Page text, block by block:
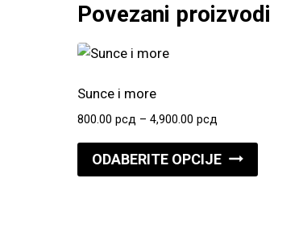
Povezani proizvodi
Sunce i more
800.00 рсд – 4,900.00 рсд
od
800.00 рсд
ODABERITE OPCIJE
proizvod